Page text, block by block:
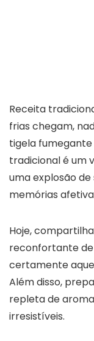
Receita
frias chegam,
tigela fumegante
tradicional é um
uma explosão
memórias
Hoje,
reconfortante
certamente
Além disso,
repleta de
irresistíveis.